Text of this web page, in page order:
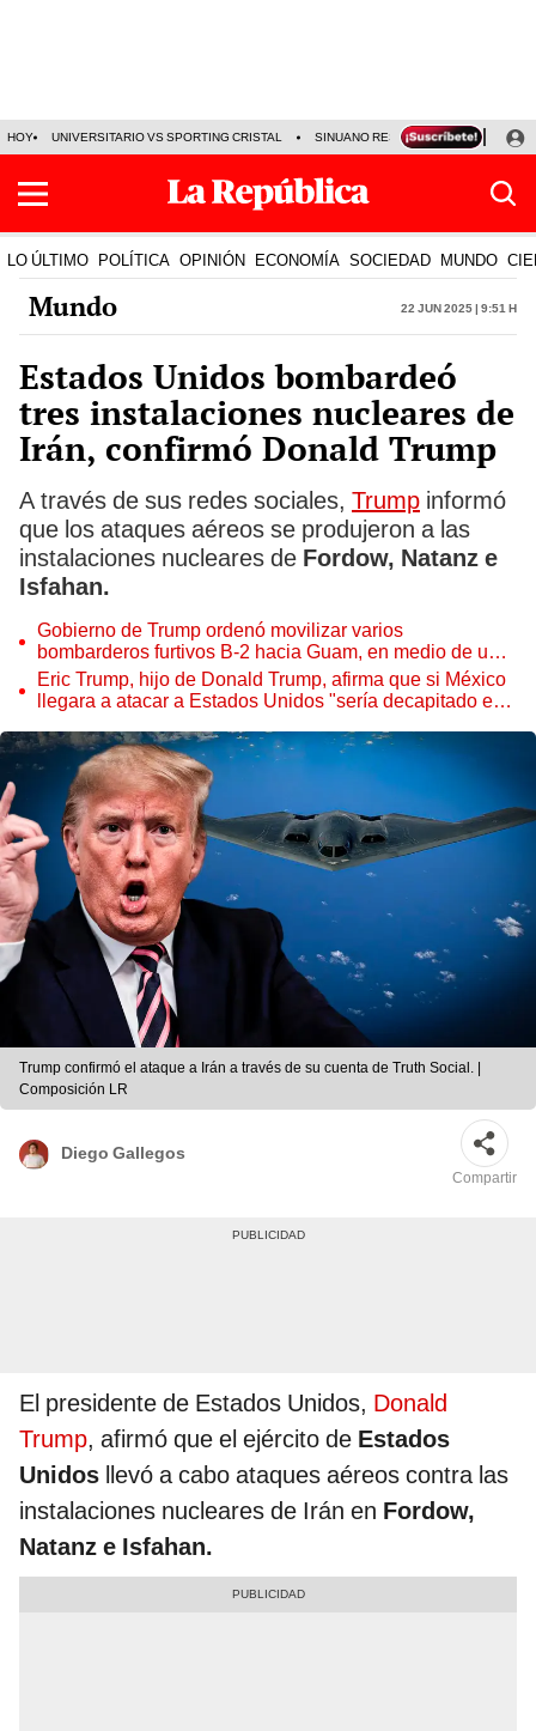
HOY UNIVERSITARIO VS SPORTING CRISTAL SINUANO RESULTADOS HOY
LO ÚLTIMO POLÍTICA OPINIÓN ECONOMÍA SOCIEDAD MUNDO
Mundo 22 Jun 2025 | 9:51 h
Estados Unidos bombardeó
tres instalaciones nucleares de
Irán, confirmó Donald Trump
A través de sus redes sociales, Trump informó
que los ataques aéreos se produjeron a las
instalaciones nucleares de Fordow, Natanz e
Isfahan.
Gobierno de Trump ordenó movilizar varios
bombarderos furtivos B-2 hacia Guam, en medio de un
posible ataque a Irán
Eric Trump, hijo de Donald Trump, afirma que si México
llegara a atacar a Estados Unidos "sería decapitado en
Trump confirmó el ataque a Irán a través de su cuenta de Truth Social. |
Composición LR
Diego Gallegos
Compartir
El presidente de Estados Unidos, Donald
Trump, afirmó que el ejército de Estados
Unidos llevó a cabo ataques aéreos contra las
instalaciones nucleares de Irán en Fordow,
Natanz e Isfahan.